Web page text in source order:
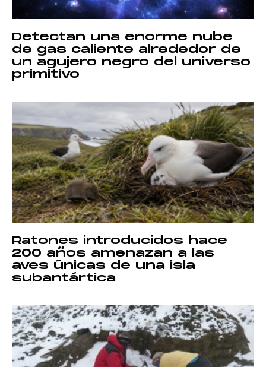
Detectan una enorme nube
de gas caliente alrededor de
un agujero negro del universo
primitivo
Ratones introducidos hace
200 años amenazan a las
aves únicas de una isla
subantártica